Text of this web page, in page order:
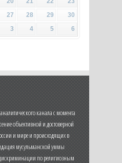
27 28 29
30
3 4 5 6
канала с момента
объективной и достоверной
и мире и происходящих в
мусульманской уммы
по религиозным